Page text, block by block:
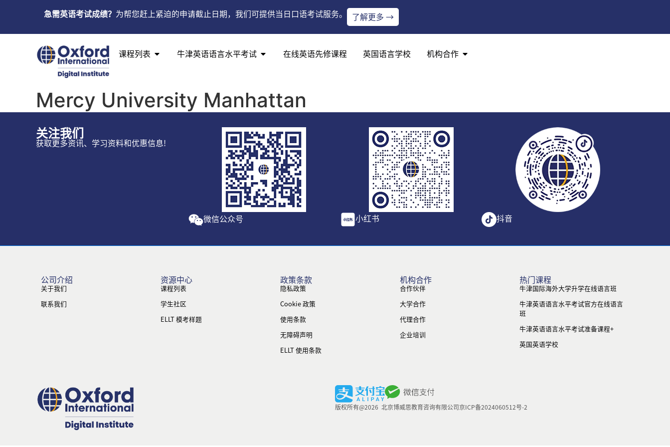
急需英语考试成绩？ 为帮您赶上紧迫的申请截止日期，我们可提供当日口语考试服务。 了解更多 →
课程列表 牛津英语语言水平考试 在线英语先修课程 英国语言学校 机构合作
Mercy University Manhattan
关注我们
获取更多资讯、学习资料和优惠信息!
微信公众号 小红书 抖音
公司介绍
关于我们
联系我们
资源中心
课程列表
学生社区
ELLT 模考样题
政策条款
隐私政策
Cookie 政策
使用条款
无障碍声明
ELLT 使用条款
机构合作
合作伙伴
大学合作
代理合作
企业培训
热门课程
牛津国际海外大学升学在线语言班
牛津英语语言水平考试官方在线语言
班
牛津英语语言水平考试准备课程+
英国英语学校
版权所有@2026 北京博威思教育咨询有限公司京ICP备2024060512号-2